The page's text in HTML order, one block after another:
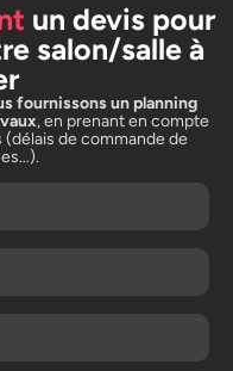
un devis pour
salon/salle à
fournissons un planning
, en prenant en compte
de commande de